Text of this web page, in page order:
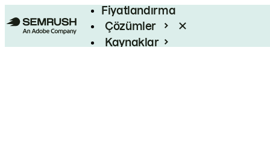
Fiyatlandırma
Çözümler
Kaynaklar